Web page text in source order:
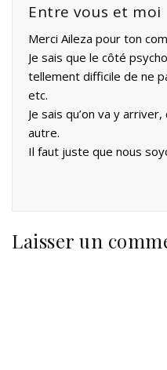
Entre vous et moi
Merci Aileza pour ton
Je sais que le côté
tellement difficile de ne
etc.
Je sais qu’on va y arriver,
autre.
Il faut juste que nous
Laisser un